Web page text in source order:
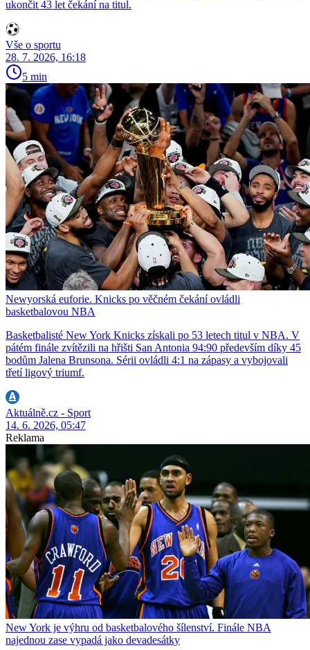
ukončit 43 let čekání na titul.
Vše o sportu
28. 7. 2026, 16:18
5 min
Newyorská euforie. Knicks po věčném čekání ovládli
basketbalovou NBA
Basketbalisté New York Knicks získali po 53 letech titul v NBA. V
pátém finále zvítězili na hřišti San Antonia 94:90 především díky 45
bodům Jalena Brunsona. Sérii ovládli 4:1 na zápasy a vybojovali
třetí ligový triumf.
Aktuálně.cz - Sport
14. 6. 2026, 05:47
Reklama
New York je výhru od basketbalového šílenství. Finále NBA
najednou zase vypadá jako devadesátky